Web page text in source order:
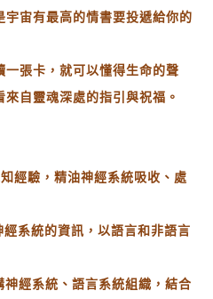
宇宙有最高的情書要投遞給你的
張卡，就可以懂得生命的聲
自靈魂深處的指引與祝福。
經驗，精油神經系統吸收、處
系統的資訊，以語言和非語言
經系統、語言系統組織，結合